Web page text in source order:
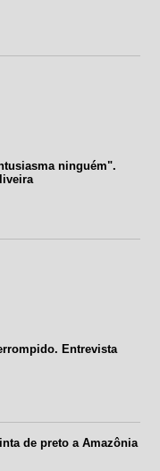
ninguém".
Entrevista
de preto a Amazônia